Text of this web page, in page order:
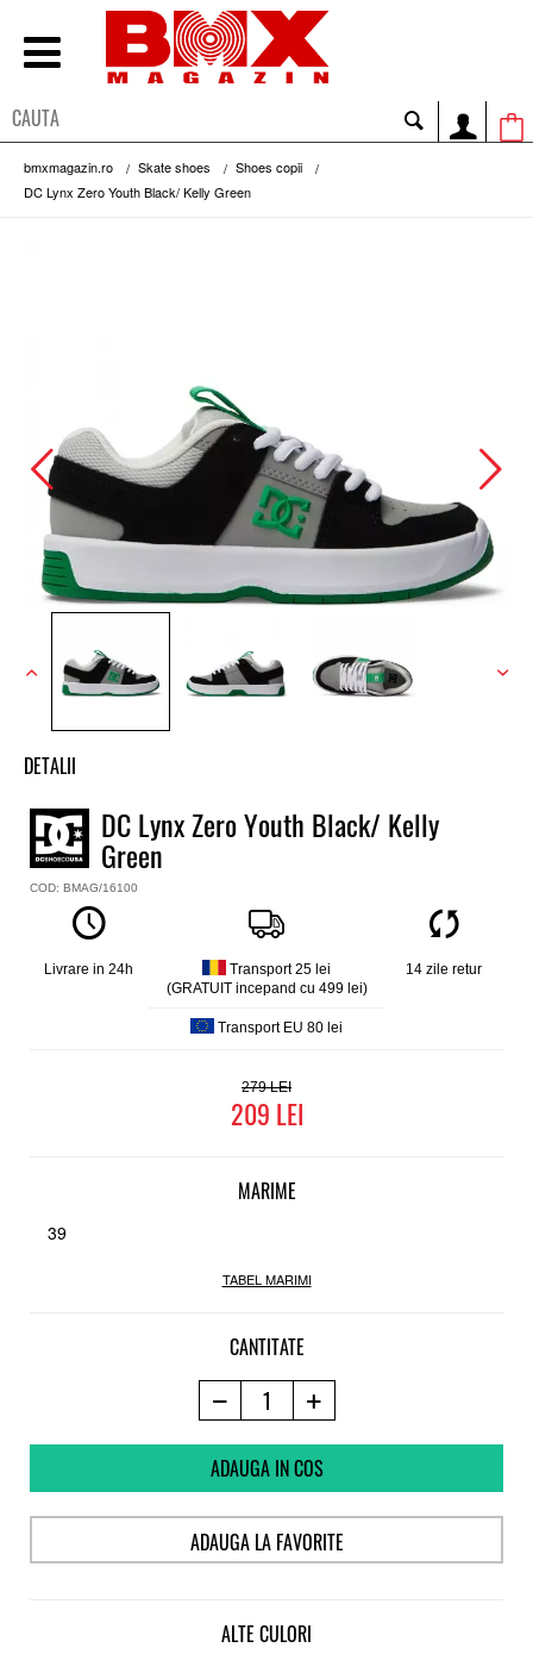
bmxmagazin.ro Skate shoes
Shoes copii
DC Lynx Zero Youth Black/ Kelly Green
DETALII
Tenisi copii low top DC
Model
Lynx Zero
Culoare
Material exterior
Nubuk, piele
Talpa Turnala 2 straturi, cu un strat de aderenta DC extra grippy
DC Lynx Zero Youth Black/ Kelly
Green
COD: BMAG/16100
Livrare in 24h
Transport 25 lei
(GRATUIT incepand cu 499 lei)
Transport EU 80 lei
14 zile retur
279
209
MARIME
39
TABEL MARIMI
CANTITATE
ADAUGA IN COS
ADAUGA LA FAVORITE
ALTE CULORI